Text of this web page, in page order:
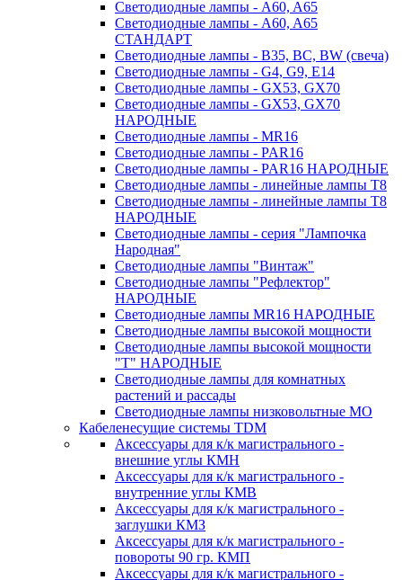
Светодиодные лампы - A60, A65
Светодиодные лампы - A60, A65
СТАНДАРТ
Светодиодные лампы - B35, BC, BW (свеча)
Светодиодные лампы - G4, G9, Е14
Светодиодные лампы - GX53, GX70
Светодиодные лампы - GX53, GX70
НАРОДНЫЕ
Светодиодные лампы - MR16
Светодиодные лампы - PAR16
Светодиодные лампы - PAR16 НАРОДНЫЕ
Светодиодные лампы - линейные лампы T8
Светодиодные лампы - линейные лампы T8
НАРОДНЫЕ
Светодиодные лампы - серия "Лампочка
Народная"
Светодиодные лампы "Винтаж"
Светодиодные лампы "Рефлектор"
НАРОДНЫЕ
Светодиодные лампы MR16 НАРОДНЫЕ
Светодиодные лампы высокой мощности
Светодиодные лампы высокой мощности
"Т" НАРОДНЫЕ
Светодиодные лампы для комнатных
растений и рассады
Светодиодные лампы низковольтные МО
Кабеленесущие системы TDM
Аксессуары для к/к магистрального -
внешние углы КМН
Аксессуары для к/к магистрального -
внутренние углы КМВ
Аксессуары для к/к магистрального -
заглушки КМЗ
Аксессуары для к/к магистрального -
повороты 90 гр. КМП
Аксессуары для к/к магистрального -